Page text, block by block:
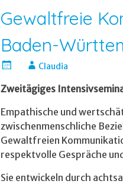
Gewaltfreie
Baden-
Claudia
Zweitägiges
Empathische und
zwischenmenschliche
Gewaltfreien
respektvolle Gespräche
Sie entwickeln durch